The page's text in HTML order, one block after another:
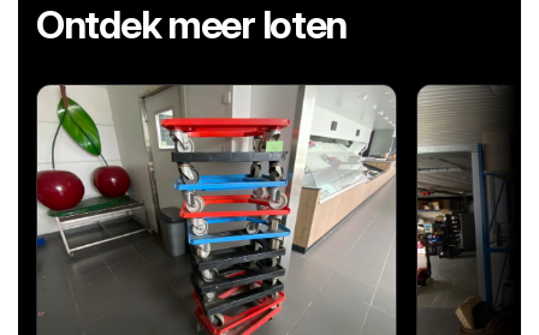
Ontdek meer loten